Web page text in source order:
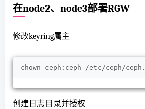
在node2、node3部署RGW
修改keyring属主
chown ceph:ceph /etc/ceph/ceph.
创建日志目录并授权